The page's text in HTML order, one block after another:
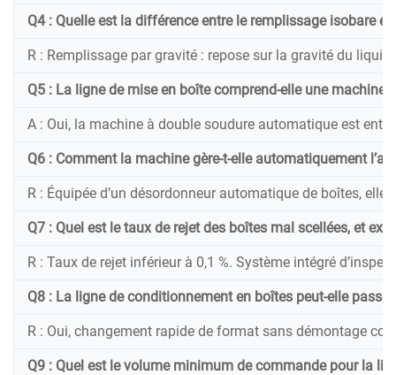
Q4 : Quelle est la différence entre le remplissage isobare
R : Remplissage par gravité : repose sur la gravité du
Q5 : La ligne de mise en boîte comprend-elle une machine
A : Oui, la machine à double soudure automatique est
Q6 : Comment la machine gère-t-elle automatiquement
R : Équipée d’un désordonneur automatique de boîtes,
Q7 : Quel est le taux de rejet des boîtes mal scellées, et
R : Taux de rejet inférieur à 0,1 %. Système intégré
Q8 : La ligne de conditionnement en boîtes peut-elle
R : Oui, changement rapide de format sans démontage
Q9 : Quel est le volume minimum de commande pour la